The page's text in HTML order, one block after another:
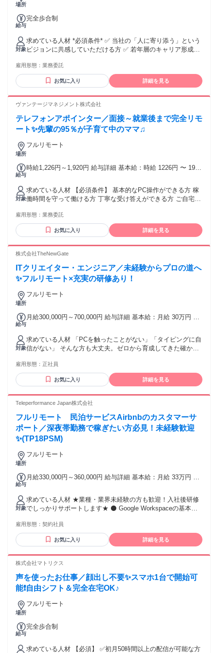
場所
給与
完全歩合制
対象
求めている人材 *必須条件* ✅ 当社の「人に寄り添う」という
ビジョンに共感していただける方 ✅ 若年層のキャリア形成支
* ✨ SNS等での発信活動や、コミュニティの運営経験がある
方 ✨ 将来、人材業界やキャリアコンサルタントを目指してい
る方 ✨ フリーランス、主婦(主夫)、副業をお探しの方 ●-● *こ
話すこと・人の役に立つことが好きな方 ● スキルアップしな
雇用形態： 業務委託
お気に入り 詳細を見る
ヴァンテージマネジメント株式会社
テレフォンアポインター／面接～就業後まで完全リモ
ート✨先輩の95％が子育て中のママ♫
場所
フルリモート
給与
時給1,226円～1,920円 給与詳細 基本給：時給 1226円 〜 1920
アポイントインセンティブあり 1件あたり500～2200円を支
給！ インセンティブを含めると 1時間あたり平均1300円を
GET！ トップオペレーターだと 1時間あたり3000円近いです
♫ ✨また、経験・スキルに応じては SV（育成担当）への昇格
対象
求めている人材 【必須条件】 基本的なPC操作ができる方 稼
働時間を守って働ける方 丁寧な受け答えができる方 ご自宅に
働を想定 【ひとつでも当てはまれば歓迎】 ✋電話発信（架
電）や テレアポの経験がある方 ✋BtoB営業の経験がある方 ✋
明るくハキハキと会話ができる方 ༶ ༶ ༶ ༶ ༶ ༶ ༶ ༶ ༶ ༶ ༶ ༶ ༶
歓迎 ✅主婦・主夫歓迎 ✅副業・WワークOK ✅ブランクOK ✅
既卒歓迎／第二新卒歓迎 ✅転職回数不問 ✅フルリモート（完
全在宅） ✅在宅OK／住宅勤務（リモートワーク）OK ✨長期
⸜⸜ さらにこちらもPOINT ⸝⸝ ✱急募！即日勤務OK ✱大量募集
༶ ༶ ༶ ༶ ༶ ༶ ༶ ༶ ༶ ༶ ༶ ༶ ༶ ༶ ༶ ༶ ༶ ༶
雇用形態： 業務委託
お気に入り 詳細を見る
株式会社TheNewGate
ITクリエイター・エンジニア／未経験からプロの道へ
✨フルリモート×充実の研修あり！
場所
フルリモート
給与
月給300,000円～700,000円 給与詳細 基本給：月給 30万円 〜
れる通勤・皆勤・家族手当金額：なし 全員に一律で支払われ
るその他手当金額：なし ＜月給＞ 30万円～70万円 ◎上記は
固定残業手当3万6801円（24時間／月）を含む。 超過した場
合は別途支給いたします。 ※上記は研修後の本採用時の月給
いたします。 ✨賞与あり（業績賞与、インセンティブ賞与）
✨昇給あり（評価制度・回数は配属部署による）
対象
求めている人材 「PCを触ったことがない」「タイピングに自
信がない」 そんな方も大丈夫。ゼロから育成してきた確かな
卒・フリーター歓迎！ ⭐失敗を恐れず、向上心を持って取り
組める方！ ＜こんな方におすすめ＞ ✨ITの世界で自分を変え
て、明るい未来を掴みたい方 ✨毎日をワクワクしながら、専
ルに活躍したい方 ✨地域社会をITの力で盛り上げたい、貢献
たいことがまだ見つからない方も、ここから一緒にスタート
しましょう！
雇用形態： 正社員
お気に入り 詳細を見る
Teleperformance Japan株式会社
フルリモート 民泊サービスAirbnbのカスタマーサ
ポート／深夜帯勤務で稼ぎたい方必見！未経験歓迎
✨(TP18PSM)
場所
フルリモート
給与
月給330,000円～360,000円 給与詳細 基本給：月給 33万円 〜
れる通勤・皆勤・家族手当金額：あり 全員に一律で支払われ
るその他手当金額：なし ▼給与 ＜オペレーター＞ 月給
330,000円 ※深夜帯勤務の為、深夜割増を含めると月給は
360,000円ほどになります。 （※想定年収 4,320,000円～） ※
額支給) ■22:00以降深夜帯勤務分は法定通り時給の25%割増に
て給与計算 【お給与に関して】 ■当月末締めの、翌月末払い
となります。 ■入社日が月途中の場合は、初月は入社日～月
末までの日割り計算されたお給料でのお支払いとなります
対象
求めている人材 ★業種・業界未経験の方も歓迎！入社後研修
でしっかりサポートします★ ⚫ Google Workspaceの基本操
た対応ができる方 ⚫ コンシェルジュスタイルの高品質なカス
タマーサポートスキルがある方 ⚫ 状況に応じた的確かつ適切
な問題解決ができる方 ⚫ 顧客の心情とニーズを先回りして把
る方 ⚫ VIP・ハイプロファイル顧客対応にふさわしいビジネ
のみなので、英語スキルは必要なし♪ ＜歓迎経験＞ ★3年以上
のコールセンター経験がある方 ★VIP、ホスピタリティ、コ
業務経験がある方 ★プラチナカード会員様などの顧客対応経
【在宅環境について】 ■光またはCATV回線 (ホームルーター
不可)で有線接続ができる方 ■雑音が聞こえない、静かな個室
たします （PC・ヘッドセット・LANケーブル等） ※セキュ
雇用形態： 契約社員
お気に入り 詳細を見る
株式会社マトリクス
声を使ったお仕事／顔出し不要✨スマホ1台で開始可
能❗自由シフト＆完全在宅OK♪
場所
フルリモート
給与
完全歩合制
求めている人材 【必須】 ✅初月50時間以上の配信が可能な方